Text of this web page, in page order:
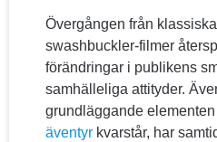
Övergången från
swashbuckler-filmer
förändringar i publikens
samhälleliga attityder.
grundläggande
äventyr kvarstår, har